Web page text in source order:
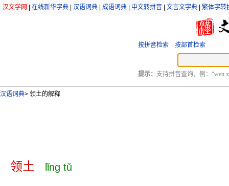
汉文学网 在线新华字典 汉语词典 成语词典 中文转拼音 文言文字典 繁体字转
按拼音检索 按部首检索
提示： 支持拼音查询，例：“wen
汉语词典> 领土的解释
领土 lǐng tǔ